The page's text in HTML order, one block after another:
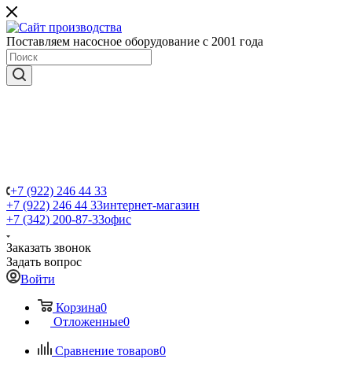
Поставляем насосное оборудование с 2001 года
+7 (922) 246 44 33
+7 (922) 246 44 33интернет-магазин
+7 (342) 200-87-33офис
Заказать звонок
Задать вопрос
Войти
Корзина0
Отложенные0
Сравнение товаров0